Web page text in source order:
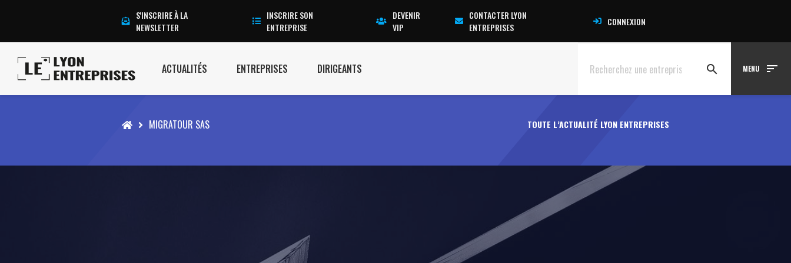
S'INSCRIRE À LA
NEWSLETTER
INSCRIRE SON
ENTREPRISE
DEVENIR
VIP
CONTACTER LYON
ENTREPRISES
CONNEXION
ACTUALITÉS ENTREPRISES DIRIGEANTS search MENU sort
Accueil MIGRATOUR SAS TOUTE L’ACTUALITÉ LYON ENTREPRISES